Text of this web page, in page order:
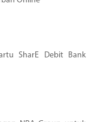
SharE Debit Bank